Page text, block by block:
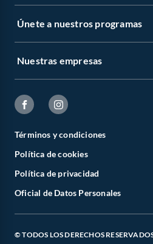
Únete a nuestros programas
Nuestras empresas
Términos y condiciones
Política de cookies
Política de privacidad
Oficial de Datos Personales
© TODOS LOS DERECHOS